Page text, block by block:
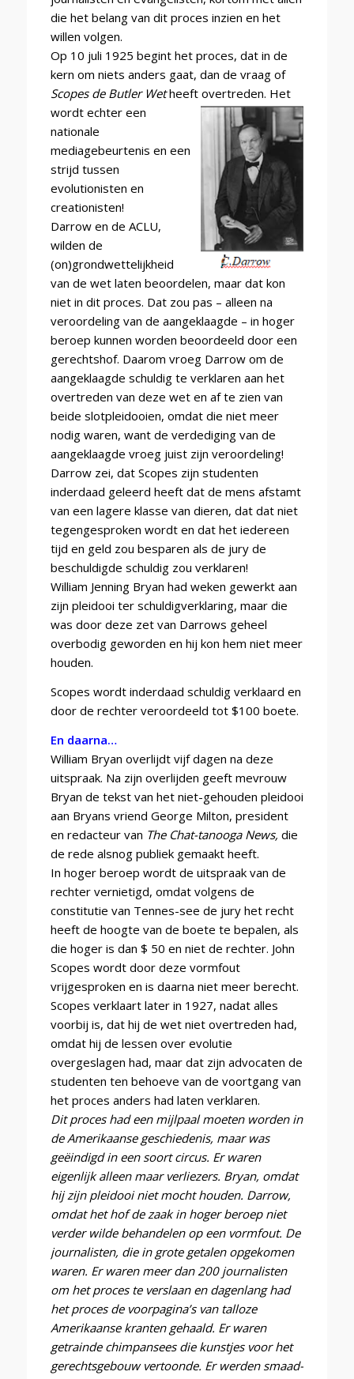
die het belang van dit proces inzien en het
willen volgen.
Op 10 juli 1925 begint het proces, dat in de
kern om niets anders gaat, dan de vraag of
Scopes de Butler Wetheeft overtreden. Het
wordt echter een
nationale
mediagebeurtenis en een
strijd tussen
evolutionisten en
creationisten!
Darrow en de ACLU,
wilden de
(on)grondwettelijkheid
van de wet laten beoordelen, maar dat kon
niet in dit proces. Dat zou pas – alleen na
veroordeling van de aangeklaagde – in hoger
beroep kunnen worden beoordeeld door een
gerechtshof. Daarom vroeg Darrow om de
aangeklaagde schuldig te verklaren aan het
overtreden van deze wet en af te zien van
beide slotpleidooien, omdat die niet meer
nodig waren, want de verdediging van de
aangeklaagde vroeg juist zijn veroordeling!
Darrow zei, dat Scopes zijn studenten
inderdaad geleerd heeft dat de mens afstamt
van een lagere klasse van dieren, dat dat niet
tegengesproken wordt en dat het iedereen
tijd en geld zou besparen als de jury de
beschuldigde schuldig zou verklaren!
William Jenning Bryan had weken gewerkt aan
zijn pleidooi ter schuldigverklaring, maar die
was door deze zet van Darrows geheel
overbodig geworden en hij kon hem niet meer
houden.
Scopes wordt inderdaad schuldig verklaard en
door de rechter veroordeeld tot $100 boete.
En daarna…
William Bryan overlijdt vijf dagen na deze
uitspraak. Na zijn overlijden geeft mevrouw
Bryan de tekst van het niet-gehouden pleidooi
aan Bryans vriend George Milton, president
en redacteur van The Chat-tanooga News, die
de rede alsnog publiek gemaakt heeft.
In hoger beroep wordt de uitspraak van de
rechter vernietigd, omdat volgens de
constitutie van Tennes-see de jury het recht
heeft de hoogte van de boete te bepalen, als
die hoger is dan $ 50 en niet de rechter. John
Scopes wordt door deze vormfout
vrijgesproken en is daarna niet meer berecht.
Scopes verklaart later in 1927, nadat alles
voorbij is, dat hij de wet niet overtreden had,
omdat hij de lessen over evolutie
overgeslagen had, maar dat zijn advocaten de
studenten ten behoeve van de voortgang van
het proces anders had laten verklaren.
Dit proces had een mijlpaal moeten worden in
de Amerikaanse geschiedenis, maar was
geëindigd in een soort circus. Er waren
eigenlijk alleen maar verliezers. Bryan, omdat
hij zijn pleidooi niet mocht houden. Darrow,
omdat het hof de zaak in hoger beroep niet
verder wilde behandelen op een vormfout. De
journalisten, die in grote getalen opgekomen
waren. Er waren meer dan 200 journalisten
om het proces te verslaan en dagenlang had
het proces de voorpagina’s van talloze
Amerikaanse kranten gehaald. Er waren
getrainde chimpansees die kunstjes voor het
gerechtsgebouw vertoonde. Er werden smaad-